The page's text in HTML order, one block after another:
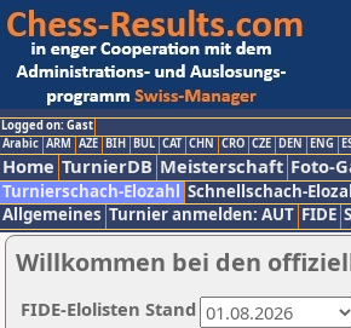
Logged on: Gast
Arabic ARM AZE BIH BUL CAT CHN CRO CZE DEN ENG
Home TurnierDB Meisterschaft Foto-
Turnierschach-Elozahl Schnellschach-
Allgemeines Turnier anmelden: AUT FIDE
Willkommen bei den
FIDE-Elolisten Stand